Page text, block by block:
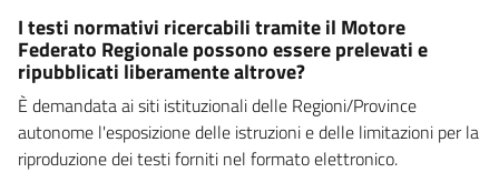
I testi normativi ricercabili tramite il Motore
Federato Regionale possono essere prelevati e
ripubblicati liberamente altrove?
È demandata ai siti istituzionali delle Regioni/Province
autonome l'esposizione delle istruzioni e delle limitazioni per la
riproduzione dei testi forniti nel formato elettronico.